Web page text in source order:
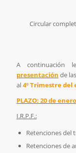
Circular
A continuación
presentación de
al4º Trimestre del
PLAZO: 20 de enero
I.R.P.F.:
Retenciones del
Retenciones de